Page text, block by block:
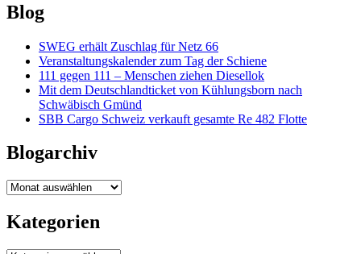
Blog
SWEG erhält Zuschlag für Netz 66
Veranstaltungskalender zum Tag der Schiene
111 gegen 111 – Menschen ziehen Diesellok
Mit dem Deutschlandticket von Kühlungsborn nach
Schwäbisch Gmünd
SBB Cargo Schweiz verkauft gesamte Re 482 Flotte
Blogarchiv
Blogarchiv
Kategorien